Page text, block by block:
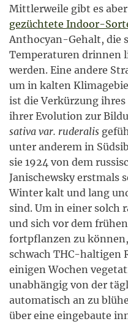
Mittlerweile gibt es aber
gezüchtete Indoor-
Anthocyan-Gehalt, die
Temperaturen drinnen
werden. Eine andere
um in kalten
ist die Verkürzung ihres
ihrer Evolution zur
sativa var. ruderalis
unter anderem in
sie 1924 von dem
Janischewsky erstmals
Winter kalt und lang
sind. Um in einer solch
und sich vor dem
fortpflanzen zu
schwach THC-haltigen
einigen Wochen
unabhängig von der
automatisch an zu
über eine eingebaute